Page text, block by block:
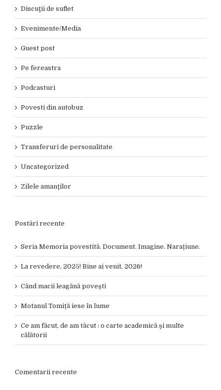
Discuţii de suflet
Evenimente/Media
Guest post
Pe fereastra
Podcasturi
Povesti din autobuz
Puzzle
Transferuri de personalitate
Uncategorized
Zilele amanţilor
Postări recente
Seria Memoria povestită. Document. Imagine. Narațiune.
La revedere, 2025! Bine ai venit, 2026!
Când macii leagănă povești
Motanul Tomiță iese în lume
Ce am făcut, de am tăcut : o carte academică și multe
călătorii
Comentarii recente